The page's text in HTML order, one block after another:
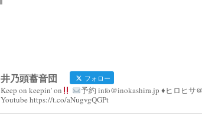
井乃頭蓄音団 フォロー
Keep on keepin' on
予約 info@inokashira.jp ♦︎ヒロヒサ
Youtube https://t.co/aNugvgQGPt